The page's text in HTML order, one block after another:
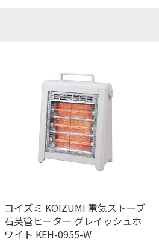
コイズミ KOIZUMI 電気ストーブ
石英管ヒーター グレイッシュホ
ワイト KEH-0955-W